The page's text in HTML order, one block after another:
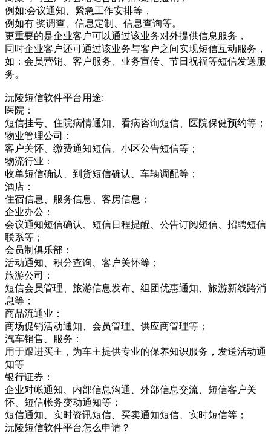
例如:会议通知、紧急工作安排等，
例如有 奖调查、信息定制、信息查询等。
更重要的是企业客户可以通过该业务对外提供信息服务，
同时企业客户还可通过该业务与客户之间实现短信互动服务，
如：会员营销、客户服务、业务宣传、节日祝福等短信发送服
务。
沅陵短信软件平台用途:
医院：
短信挂号、住院病情通知、看病咨询短信、医院保健预约等；
物业管理公司：
客户关怀、缴费通知短信、小区公告短信等；
物流行业：
收单短信确认、到货短信确认、车辆调配等；
酒店：
住宿信息、服务信息、客房信息；
企业办公：
会议通知短信确认、短信日程提醒、公告订阅短信、招聘短信
联系等；
会员制俱乐部：
活动通知、积分查询、客户关怀等；
旅游公司：
短信会员管理、旅游信息发布、组团优惠通知、旅游新线路消
息等；
商品流通业：
商场促销活动通知、会员管理、供应商管理等；
汽车销售、服务：
用于跟进买主，为车主提供专业的保养知识服务，发送活动通
知等
银行证券：
企业对帐通知、内部信息沟通、外部信息交流、短信客户关
怀、短信帐务变动通知等；
短信通知、实时资讯短信、买卖通知短信、实时短信等；
沅陵短信软件平台怎么申请？